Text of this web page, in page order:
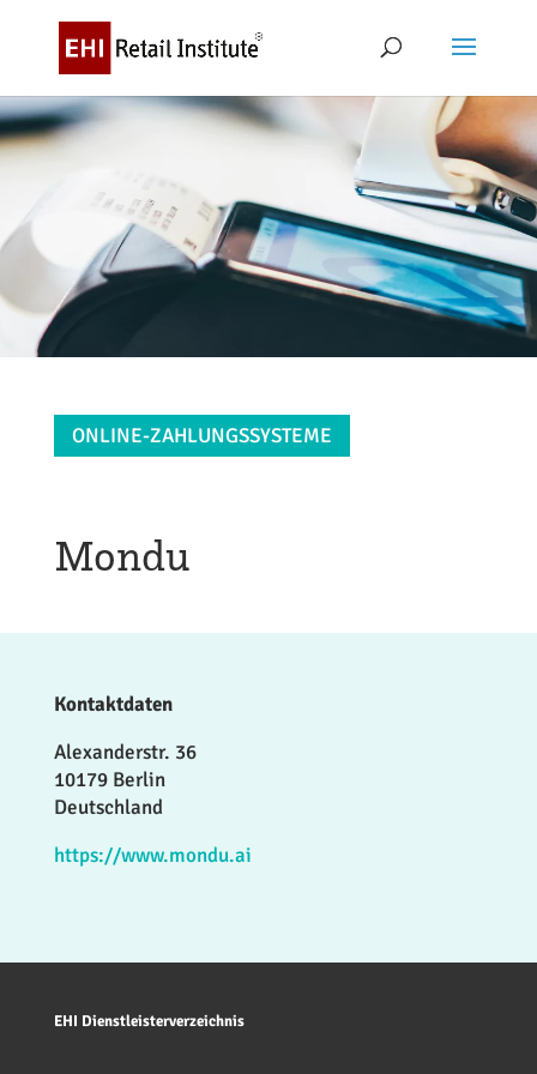
ONLINE-ZAHLUNGSSYSTEME
Mondu
Kontaktdaten
Alexanderstr. 36
10179 Berlin
Deutschland
https://www.mondu.ai
EHI Dienstleisterverzeichnis